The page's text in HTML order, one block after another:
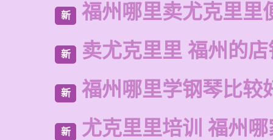
新 福州哪里卖尤克里里
新 卖尤克里里 福州的
新 福州哪里学钢琴比较
新 尤克里里培训 福州